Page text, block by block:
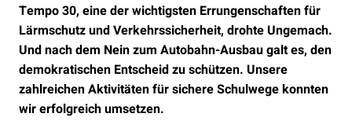
Tempo 30, eine der wichtigsten Errungenschaften für
Lärmschutz und Verkehrssicherheit, drohte Ungemach.
Und nach dem Nein zum Autobahn-Ausbau galt es, den
demokratischen Entscheid zu schützen. Unsere
zahlreichen Aktivitäten für sichere Schulwege konnten
wir erfolgreich umsetzen.